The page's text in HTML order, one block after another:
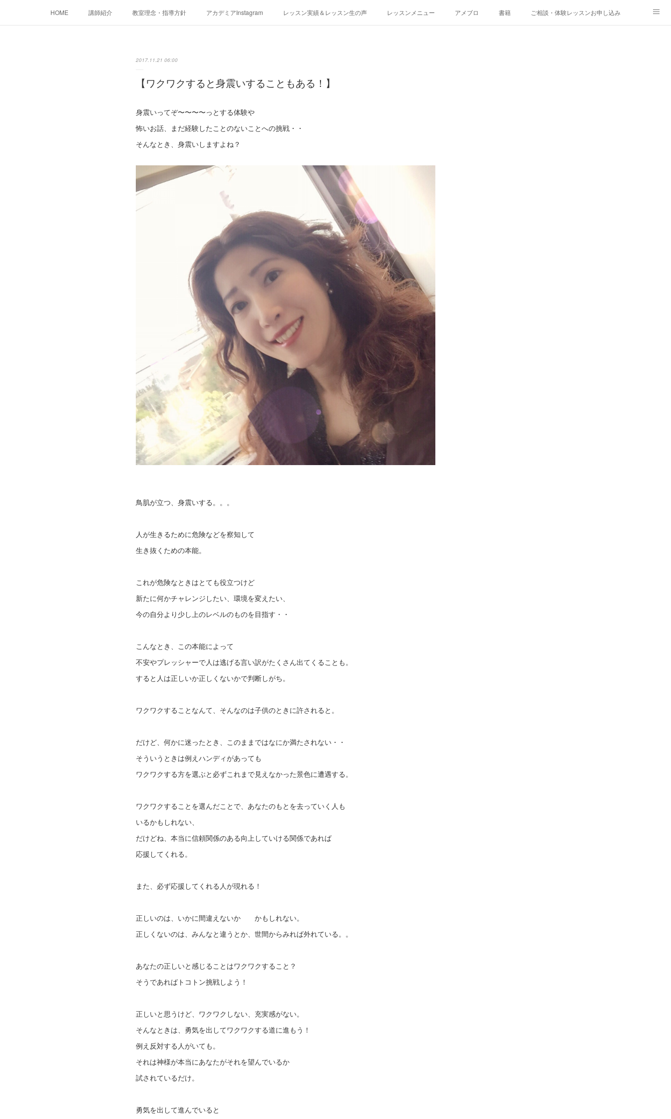
HOME 講師紹介 教室理念・指導方針 アカデミアInstagram レッスン実績＆レッスン生の声 レッスンメニュー アメブロ 書籍 ご相談・体験レッスンお申し込み
2017.11.21 06:00
【ワクワクすると身震いすることもある！】
身震いってぞ〜〜〜〜っとする体験や
怖いお話、まだ経験したことのないことへの挑戦・・
そんなとき、身震いしますよね？
鳥肌が立つ、身震いする。。。
人が生きるために危険などを察知して
生き抜くための本能。
これが危険なときはとても役立つけど
新たに何かチャレンジしたい、環境を変えたい、
今の自分より少し上のレベルのものを目指す・・
こんなとき、この本能によって
不安やプレッシャーで人は逃げる言い訳がたくさん出てくることも。
すると人は正しいか正しくないかで判断しがち。
ワクワクすることなんて、そんなのは子供のときに許されると。
だけど、何かに迷ったとき、このままではなにか満たされない・・
そういうときは例えハンディがあっても
ワクワクする方を選ぶと必ずこれまで見えなかった景色に遭遇する。
ワクワクすることを選んだことで、あなたのもとを去っていく人も
いるかもしれない、
だけどね、本当に信頼関係のある向上していける関係であれば
応援してくれる。
また、必ず応援してくれる人が現れる！
正しいのは、いかに間違えないか かもしれない。
正しくないのは、みんなと違うとか、世間からみれば外れている。。
あなたの正しいと感じることはワクワクすること？
そうであればトコトン挑戦しよう！
正しいと思うけど、ワクワクしない、充実感がない。
そんなときは、勇気を出してワクワクする道に進もう！
例え反対する人がいても。
それは神様が本当にあなたがそれを望んでいるか
試されているだけ。
勇気を出して進んでいると